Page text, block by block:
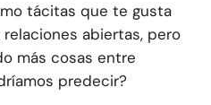
tácitas que te gusta
relaciones abiertas, pero
más cosas entre
predecir?